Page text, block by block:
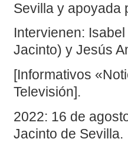
Sevilla y apoyada
Intervienen:
Jacinto) y Jesús
[Informativos
Televisión].
2022: 16 de
Jacinto de Sevilla.